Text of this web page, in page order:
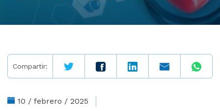
Compartir:
10 / febrero / 2025